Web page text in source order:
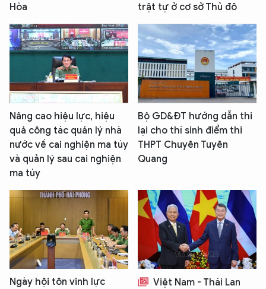
Hòa
trật tự ở cơ sở Thủ đô
Nâng cao hiệu lực, hiệu
quả công tác quản lý nhà
nước về cai nghiện ma túy
và quản lý sau cai nghiện
ma túy
Bộ GD&ĐT hướng dẫn thi
lại cho thí sinh điểm thi
THPT Chuyên Tuyên
Quang
Ngày hội tôn vinh lực
Việt Nam - Thái Lan